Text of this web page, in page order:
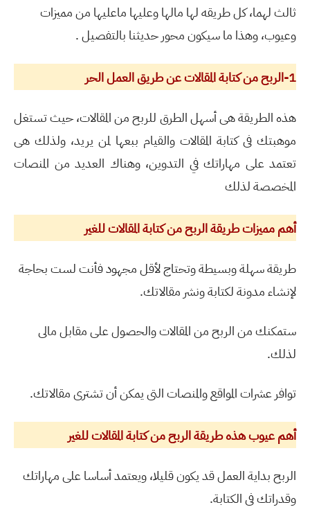
ثالث لهما، كل طريقه لها مالها وعليها ماعليها من مميزات
وعيوب، وهذا ما سيكون محور حديثنا بالتفصيل .
1-الربح من كتابة المقالات عن طريق العمل الحر
هذه الطريقة هى أسهل الطرق للربح من المقالات، حيث تستغل
موهبتك فى كتابة المقالات والقيام ببعها لمن يريد، ولذلك هى
تعتمد على مهاراتك في التدوين، وهناك العديد من المنصات
المخصصة لذلك
أهم مميزات طريقة الربح من كتابة المقالات للغير
طريقة سهلة وبسيطة وتحتاج لأقل مجهود فأنت لست بحاجة
لإنشاء مدونة لكتابة ونشر مقالاتك.
ستمكنك من الربح من المقالات والحصول على مقابل مالى
لذلك.
توافر عشرات المواقع والمنصات التى يمكن أن تشترى مقالاتك.
أهم عيوب هذه طريقة الربح من كتابة المقالات للغير
الربح بداية العمل قد يكون قليلا، ويعتمد أساسا على مهاراتك
وقدراتك فى الكتابة.